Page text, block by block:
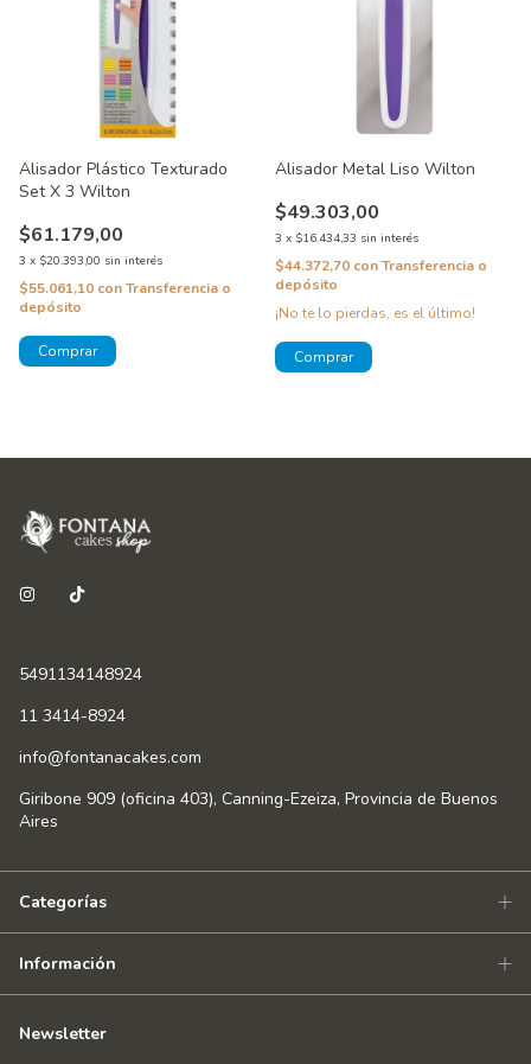
Alisador Plástico Texturado
Set X 3 Wilton
$61.179,00
3 x $20.393,00 sin interés
$55.061,10 conTransferencia o
depósito
Alisador Metal Liso Wilton
$49.303,00
3 x $16.434,33 sin interés
$44.372,70 conTransferencia o
depósito
¡No te lo pierdas, es el último!
5491134148924
11 3414-8924
info@fontanacakes.com
Giribone 909 (oficina 403), Canning-Ezeiza, Provincia de Buenos
Aires
Categorías
Información
Newsletter